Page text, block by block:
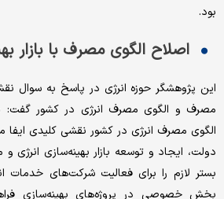
بود.
اصلاح الگوی مصرف با بازار
این پژوهشگر حوزه انرژی در پاسخ به سوال
مصرف و الگوی مصرف انرژی در کشور گفت:
الگوی مصرف انرژی در کشور نقشی کلیدی ایفا
دولت، ایجاد و توسعه بازار بهینه‌‌‌سازی انرژی
بستر لازم را برای فعالیت شرکت‌های خدمات
بخش خصوصی در پروژه‌‌‌های بهینه‌‌‌سازی